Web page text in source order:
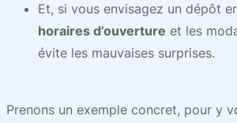
Et, si vous envisagez un dépôt
horaires d’ouverture et les
évite les mauvaises surprises.
Prenons un exemple concret, pour y